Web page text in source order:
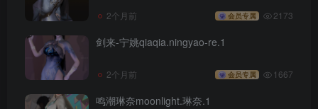
2个月前 会员专属 2173
剑来-宁姚qiaqia.ningyao-re.1
2个月前 会员专属 1667
鸣潮琳奈moonlight.琳奈.1